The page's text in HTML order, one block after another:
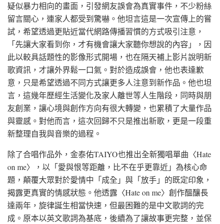
疑似暴力相向的畫面，引發網友誤會為真實事件，不少粉絲
留言關心，連家人都受到驚嚇。他坦言這是一次宣傳上的嘗
試，希望透過更貼近當代網路傳播習慣的方式吸引注意，
「先讓大家看到你，才有機會讓大家聽你想說的內容」，因
此以較具話題性的影像形式開場，也在隔天補上影片說明新
歌資訊，才讓外界鬆一口氣。對於造成誤會，他也表達歉
意，只是希望透過不同方式讓更多人注意到新作品。他也坦
言，這幾年歷經生活變化及家人離世等人生階段，同時與朋
友創業，讓心境與創作方向有很大轉變，也累積了大量作品
與靈感。對他而言，這次回歸不只是推出新歌，更是一段重
新整理自我與音樂的過程。
除了合唱作品外，金泰佑TAIYO也推出全新獨唱單曲〈Hate
on me〉，以「愛與恨等距離，比不在乎更靠近」為核心命
題，顛覆大眾對於愛情中「成全」與「放手」的既定印象，
揭露更真實的情感狀態。他透露〈Hate on me〉創作醞釀長
達兩年，旋律誕生相當快速，但最困難的是中文歌詞的完
成。原本以英文歌詞為基底，後續為了讓故事更完整，並保